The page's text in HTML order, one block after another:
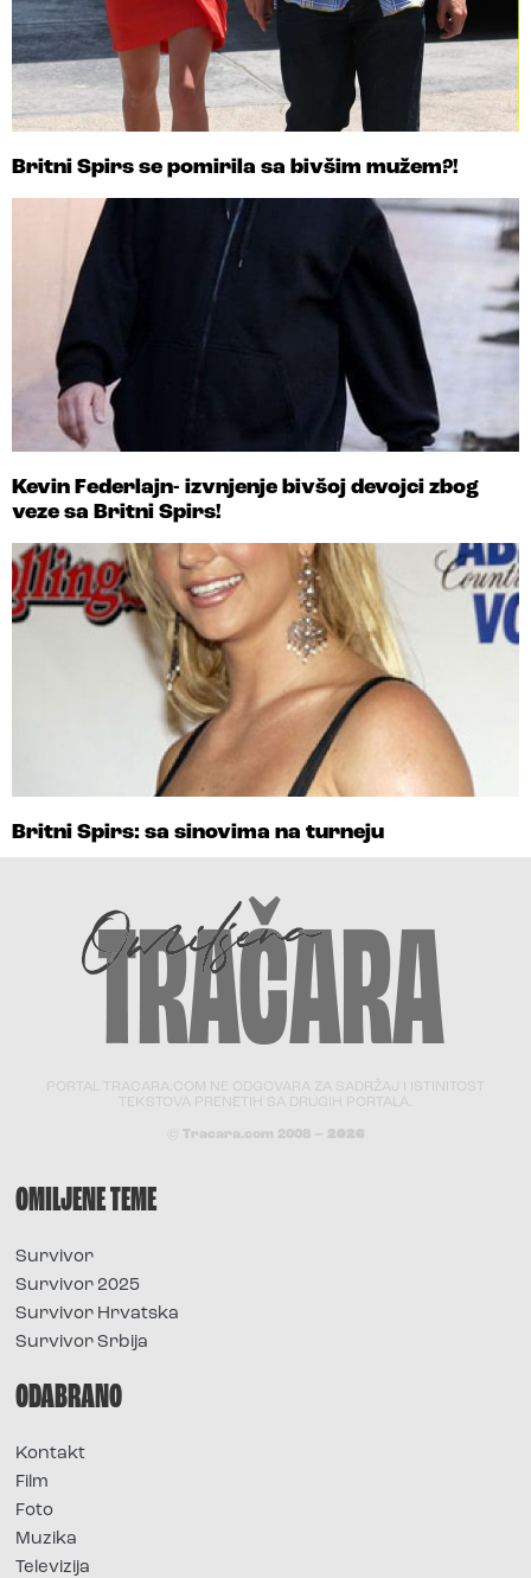
Britni Spirs se pomirila sa bivšim mužem?!
Kevin Federlajn- izvnjenje bivšoj devojci zbog
veze sa Britni Spirs!
Britni Spirs: sa sinovima na turneju
PORTAL TRACARA.COM NE ODGOVARA ZA SADRŽAJ I ISTINITOST
TEKSTOVA PRENETIH SA DRUGIH PORTALA.
© Tracara.com 2008 – 2026
OMILJENE TEME
Survivor
Survivor 2025
Survivor Hrvatska
Survivor Srbija
ODABRANO
Kontakt
Film
Foto
Muzika
Televizija